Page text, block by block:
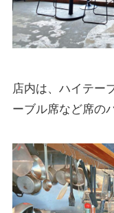
店内は、ハイテー
ーブル席など席の